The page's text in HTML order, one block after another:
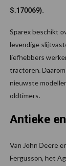
S.170069).
Sparex beschikt
levendige
liefhebbers
tractoren.
nieuwste
oldtimers.
Antieke
Van John Deere
Fergusson, het